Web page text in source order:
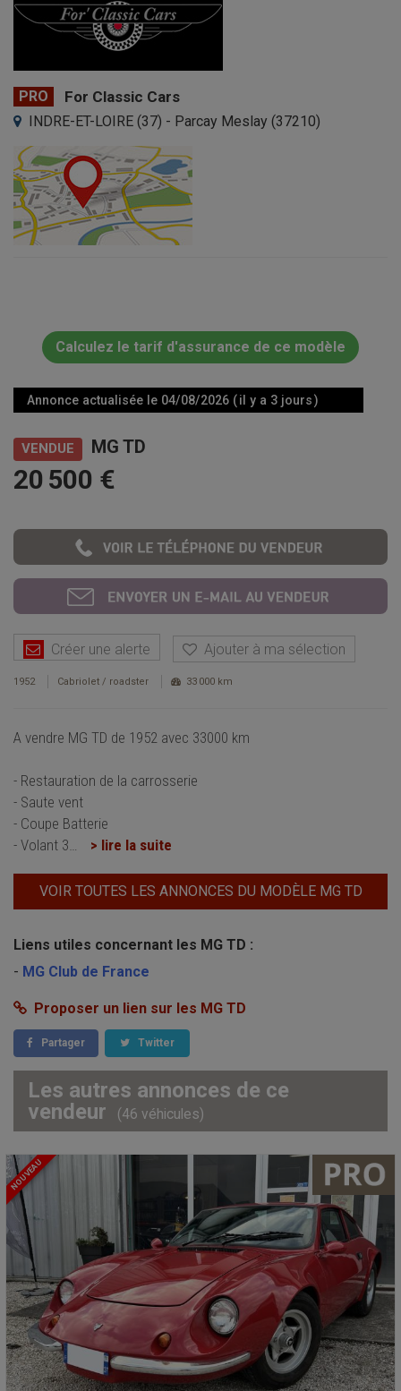
PRO For Classic Cars
INDRE-ET-LOIRE (37) - Parcay Meslay (37210)
Calculez le tarif d'assurance de ce modèle
Annonce actualisée le 04/08/2026 ( il y a 3 jours )
VENDUE MG TD
20 500 €
Créer une alerte Ajouter à ma sélection
1952 Cabriolet / roadster 33 000 km
A vendre MG TD de 1952 avec 33000 km
- Restauration de la carrosserie
- Saute vent
- Coupe Batterie
- Volant 3… > lire la suite
VOIR TOUTES LES ANNONCES DU MODÈLE MG TD
Liens utiles concernant les MG TD :
- MG Club de France
Proposer un lien sur les MG TD
Partager Twitter
Les autres annonces de ce
vendeur
(46 véhicules)
NOUVEAU